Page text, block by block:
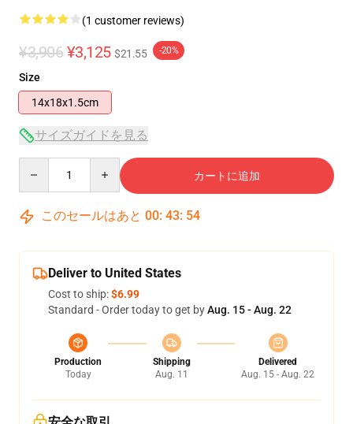
(1 customer reviews)
¥3,906 ¥3,125 $21.55 -20%
Size
14x18x1.5cm
サイズガイドを見る
カートに追加
このセールはあと 00: 43: 54
Deliver to United States
Cost to ship:$6.99
Standard - Order today to get byAug. 15 - Aug. 22
Production
Today
Shipping
Aug. 11
Delivered
Aug. 15 - Aug. 22